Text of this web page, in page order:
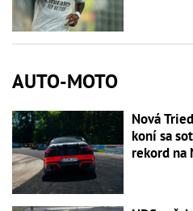
AUTO-MOTO
Nová
koní sa
rekord na